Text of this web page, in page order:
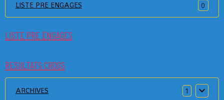
LISTE PRE ENGAGES 0
LISTE PRE ENGAGES
RESULTATS CROSS
ARCHIVES 1